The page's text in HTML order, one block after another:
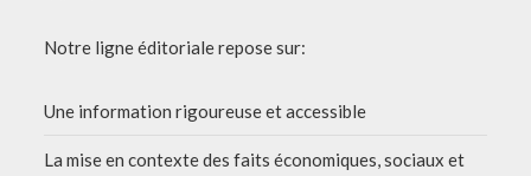
Notre ligne éditoriale repose sur:
Une information rigoureuse et accessible
La mise en contexte des faits économiques, sociaux et